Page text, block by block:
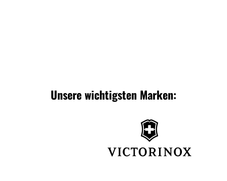
Unsere wichtigsten Marken: